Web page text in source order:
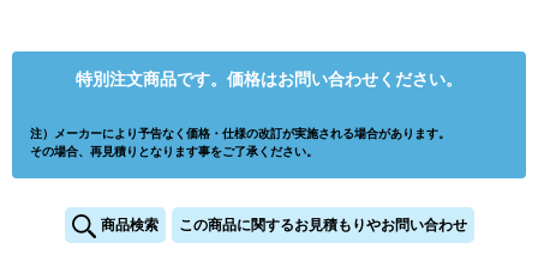
特別注文商品です。価格はお問い合わせください。
注）メーカーにより予告なく価格・仕様の改訂が実施される場合があります。
その場合、再見積りとなります事をご了承ください。
商品検索 この商品に関するお見積もりやお問い合わせ